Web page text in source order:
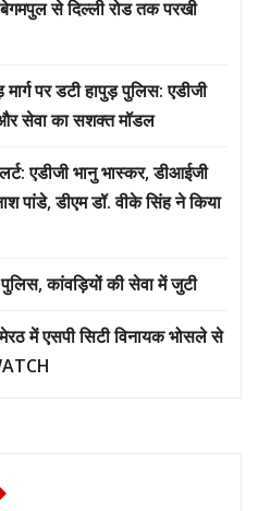
से दिल्ली रोड तक परखी
पर डटी हापुड़ पुलिस: एडीजी
और सेवा का सशक्त मॉडल
एडीजी भानु भास्कर, डीआईजी
पांडे, डीएम डॉ. वीके सिंह ने किया
कांवड़ियों की सेवा में जुटी
मेरठ में एसपी सिटी विनायक भोसले से